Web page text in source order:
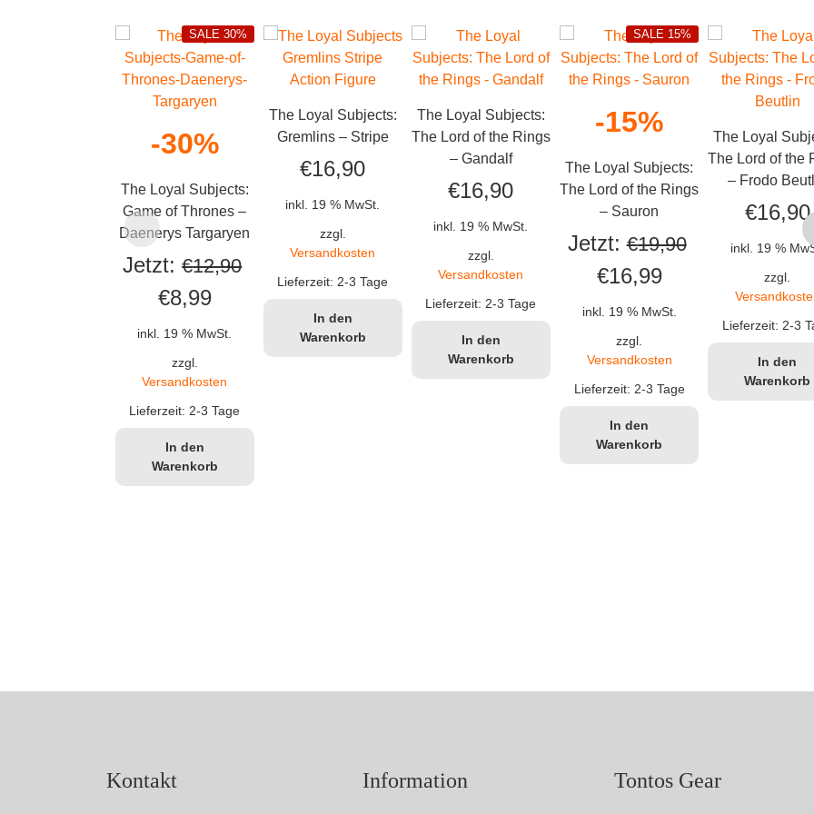
-30%
The Loyal Subjects:
Game of Thrones –
Daenerys Targaryen
SALE 30%
Jetzt: €12,90
Ursprünglicher
Preis
war:
€12,90
€8,99Aktueller
Preis
€8,99.
inkl. 19 % MwSt.
zzgl.
Versandkosten
Lieferzeit:2-3 Tage
In den
Warenkorb
The Loyal Subjects:
Gremlins – Stripe
€16,90
inkl. 19 % MwSt.
zzgl.
Versandkosten
Lieferzeit:2-3 Tage
In den
Warenkorb
The Loyal Subjects:
The Lord of the Rings
– Gandalf
€16,90
inkl. 19 % MwSt.
zzgl.
Versandkosten
Lieferzeit:2-3 Tage
In den
Warenkorb
-15%
The Loyal Subjects:
The Lord of the Rings
– Sauron
SALE 15%
Jetzt: €19,90
Ursprünglicher
Preis
war:
€19,90
€16,99Aktueller
Preis
€16,99.
inkl. 19 % MwSt.
zzgl.
Versandkosten
Lieferzeit: 2-3 Tage
In den
Warenkorb
The Loyal
The Lord of the
– Frodo
€16,90
inkl. 19 %
zzgl.
Lieferzeit: 2-3
In den
Warenkorb
Kontakt Information Tontos Gear